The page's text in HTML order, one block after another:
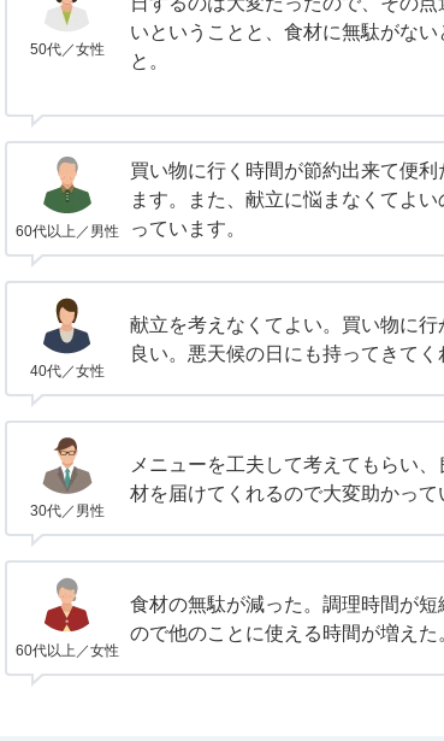
50代／女性
いということと、食材に無駄がない
と。
60代以上／男性
買い物に行く時間が節約出来て便利
ます。また、献立に悩まなくてよい
っています。
40代／女性
献立を考えなくてよい。買い物に行
良い。悪天候の日にも持ってきてく
30代／男性
メニューを工夫して考えてもらい、
材を届けてくれるので大変助かって
60代以上／女性
食材の無駄が減った。調理時間が短
ので他のことに使える時間が増えた